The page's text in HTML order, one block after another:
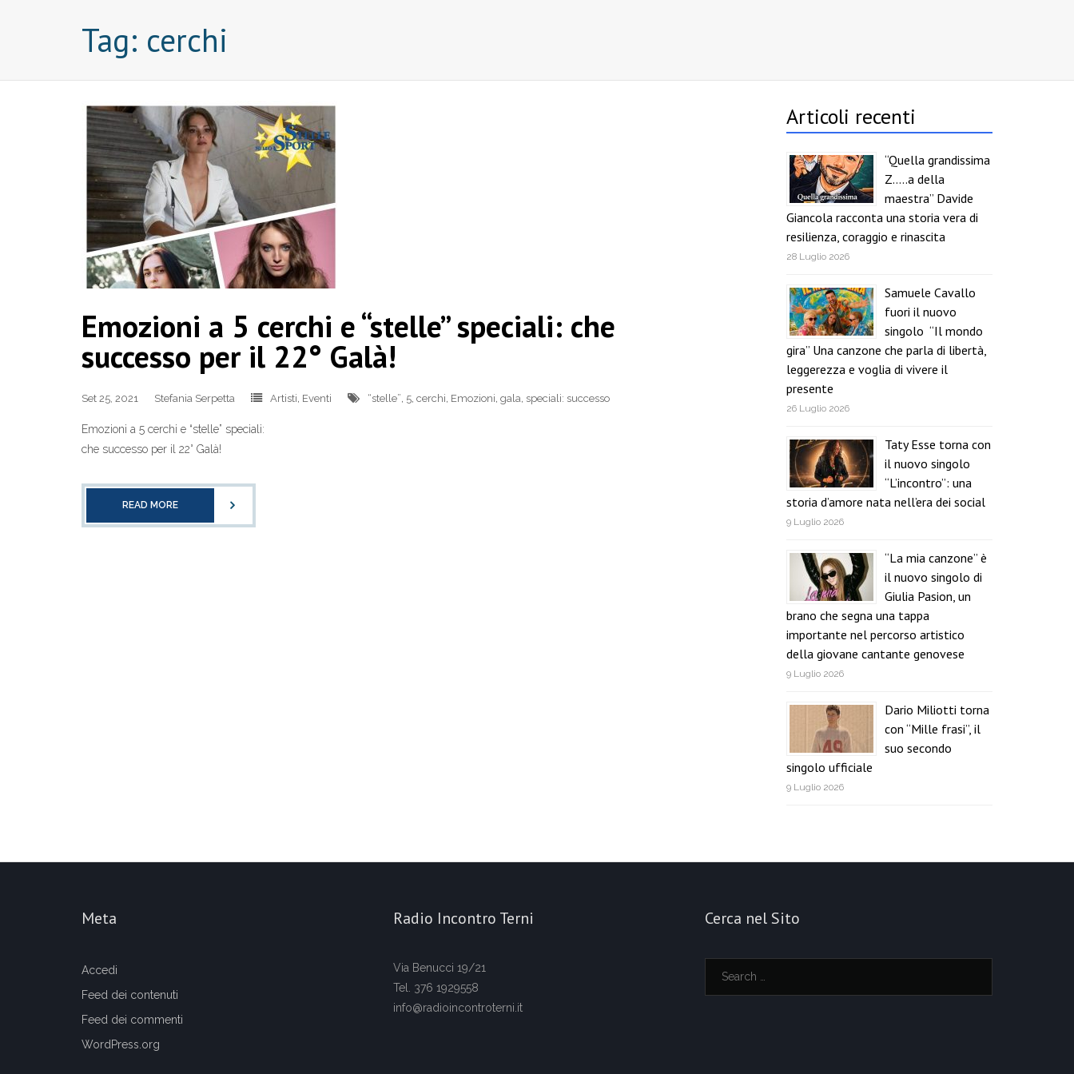
Tag: cerchi
Emozioni a 5 cerchi e “stelle” speciali: che
successo per il 22° Galà!
Set 25, 2021 Stefania Serpetta Artisti, Eventi “stelle”, 5, cerchi, Emozioni, gala, speciali: successo
Emozioni a 5 cerchi e “stelle” speciali:
che successo per il 22° Galà!
READ MORE
Articoli recenti
“Quella grandissima
Z…..a della
maestra” Davide
Giancola racconta una storia vera di
resilienza, coraggio e rinascita
28 Luglio 2026
Samuele Cavallo
fuori il nuovo
singolo “Il mondo
gira” Una canzone che parla di libertà,
leggerezza e voglia di vivere il
presente
26 Luglio 2026
Taty Esse torna con
il nuovo singolo
“L’incontro”: una
storia d’amore nata nell’era dei social
9 Luglio 2026
“La mia canzone” è
il nuovo singolo di
Giulia Pasion, un
brano che segna una tappa
importante nel percorso artistico
della giovane cantante genovese
9 Luglio 2026
Dario Miliotti torna
con “Mille frasi”, il
suo secondo
singolo ufficiale
9 Luglio 2026
Meta
Accedi
Feed dei contenuti
Feed dei commenti
WordPress.org
Radio Incontro Terni
Via Benucci 19/21
Tel. 376 1929558
info@radioincontroterni.it
Cerca nel Sito